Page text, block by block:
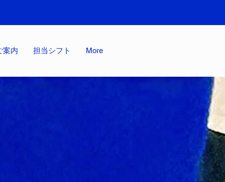
案内 担当シフト More